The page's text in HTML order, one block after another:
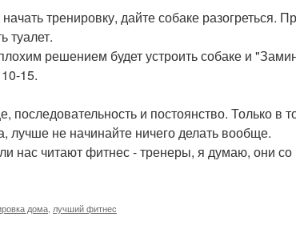
тренировку, дайте собаке разогреться.
туалет.
решением будет устроить собаке и
15.
и постоянство. Только в
не начинайте ничего делать вообще.
нас читают фитнес - тренеры, я думаю, они
дома лучший фитнес